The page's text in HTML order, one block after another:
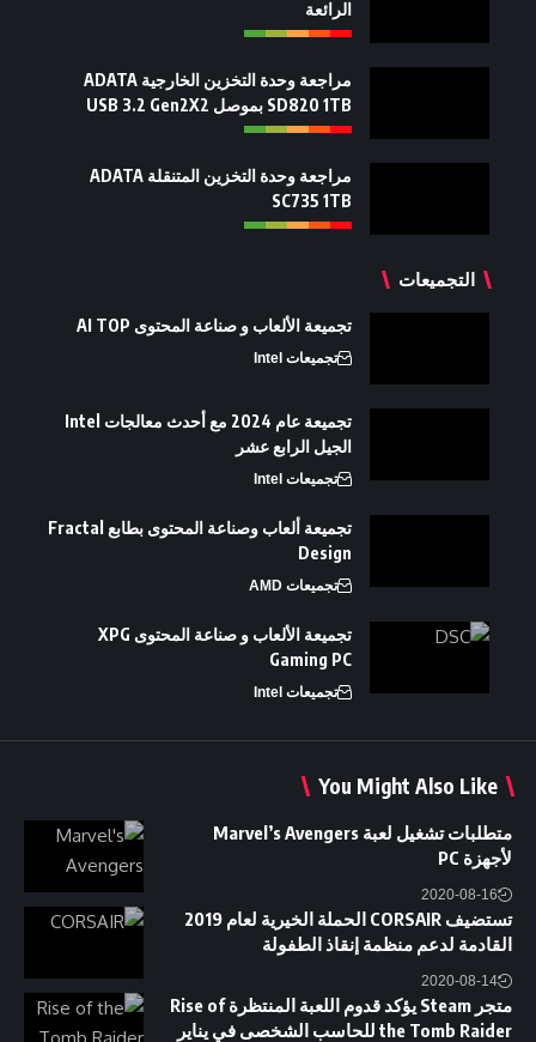
الرائعة
مراجعة وحدة التخزين الخارجية ADATA
SD820 1TB بموصل USB 3.2 Gen2X2
مراجعة وحدة التخزين المتنقلة ADATA
SC735 1TB
التجميعات
تجميعة الألعاب و صناعة المحتوى AI TOP
تجميعات Intel
تجميعة عام 2024 مع أحدث معالجات Intel
الجيل الرابع عشر
تجميعات Intel
تجميعة ألعاب وصناعة المحتوى بطابع Fractal
Design
تجميعات AMD
تجميعة الألعاب و صناعة المحتوى XPG
Gaming PC
تجميعات Intel
You Might Also Like
متطلبات تشغيل لعبة Marvel’s Avengers
لأجهزة PC
2020-08-16
تستضيف CORSAIR الحملة الخيرية لعام 2019
القادمة لدعم منظمة إنقاذ الطفولة
2020-08-14
متجر Steam يؤكد قدوم اللعبة المنتظرة Rise of
the Tomb Raider للحاسب الشخصى في يناير